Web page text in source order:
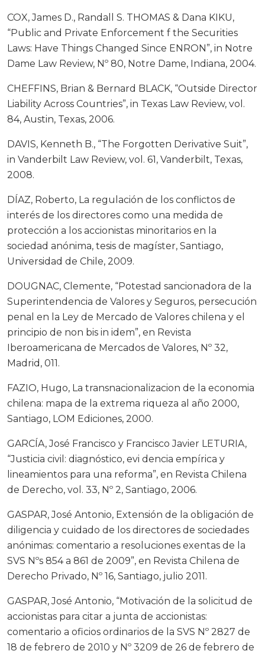
COX, James D., Randall S. THOMAS & Dana KIKU,
“Public and Private Enforcement f the Securities
Laws: Have Things Changed Since ENRON”, in Notre
Dame Law Review, Nº 80, Notre Dame, Indiana, 2004.
CHEFFINS, Brian & Bernard BLACK, “Outside Director
Liability Across Countries”, in Texas Law Review, vol.
84, Austin, Texas, 2006.
DAVIS, Kenneth B., “The Forgotten Derivative Suit”,
in Vanderbilt Law Review, vol. 61, Vanderbilt, Texas,
2008.
DÍAZ, Roberto, La regulación de los conflictos de
interés de los directores como una medida de
protección a los accionistas minoritarios en la
sociedad anónima, tesis de magíster, Santiago,
Universidad de Chile, 2009.
DOUGNAC, Clemente, “Potestad sancionadora de la
Superintendencia de Valores y Seguros, persecución
penal en la Ley de Mercado de Valores chilena y el
principio de non bis in idem”, en Revista
Iberoamericana de Mercados de Valores, Nº 32,
Madrid, 011.
FAZIO, Hugo, La transnacionalizacion de la economia
chilena: mapa de la extrema riqueza al año 2000,
Santiago, LOM Ediciones, 2000.
GARCÍA, José Francisco y Francisco Javier LETURIA,
“Justicia civil: diagnóstico, evi dencia empírica y
lineamientos para una reforma”, en Revista Chilena
de Derecho, vol. 33, Nº 2, Santiago, 2006.
GASPAR, José Antonio, Extensión de la obligación de
diligencia y cuidado de los directores de sociedades
anónimas: comentario a resoluciones exentas de la
SVS Nºs 854 a 861 de 2009”, en Revista Chilena de
Derecho Privado, Nº 16, Santiago, julio 2011.
GASPAR, José Antonio, “Motivación de la solicitud de
accionistas para citar a junta de accionistas:
comentario a oficios ordinarios de la SVS Nº 2827 de
18 de febrero de 2010 y Nº 3209 de 26 de febrero de